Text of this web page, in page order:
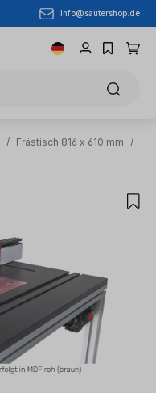
info@sautershop.de
/ Frästisch 816 x 610 mm
/